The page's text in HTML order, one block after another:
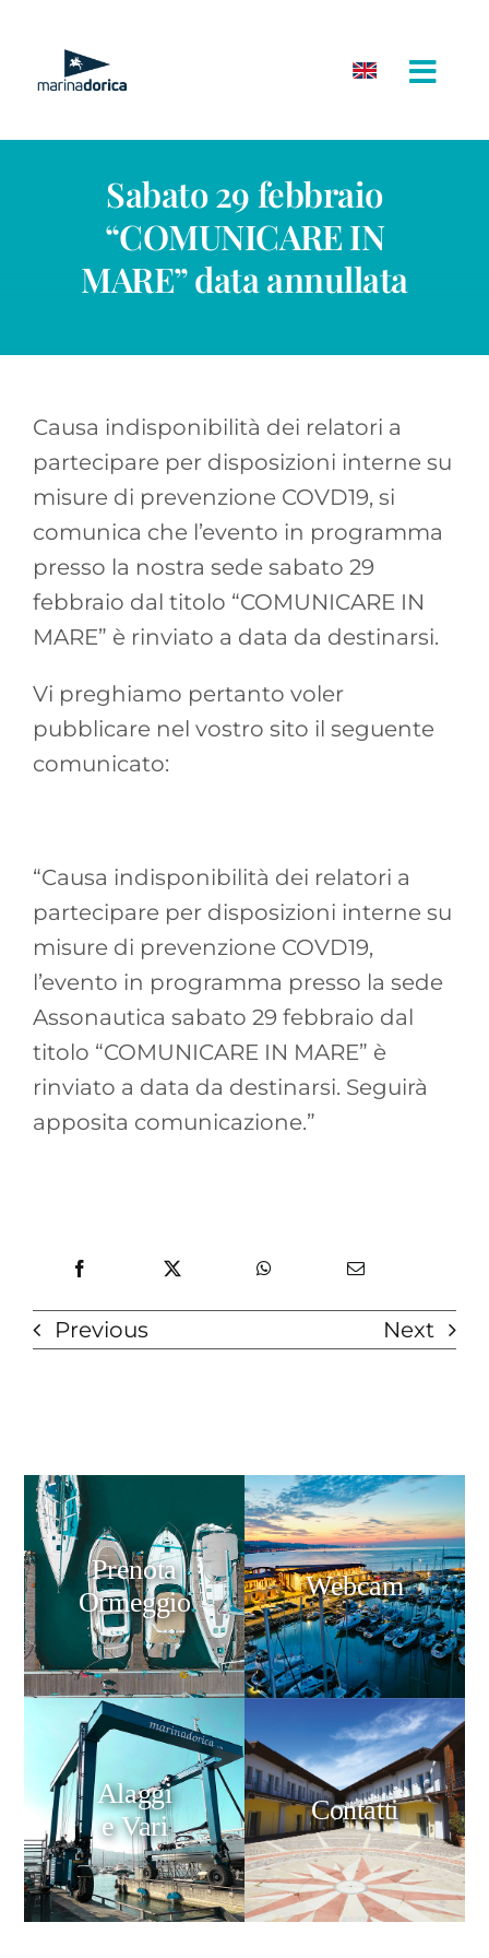
contenuto
Sabato 29 febbraio
“COMUNICARE IN
MARE” data annullata
Causa indisponibilità dei relatori a
partecipare per disposizioni interne su
misure di prevenzione COVD19, si
comunica che l’evento in programma
presso la nostra sede sabato 29
febbraio dal titolo “COMUNICARE IN
MARE” è rinviato a data da destinarsi.
Vi preghiamo pertanto voler
pubblicare nel vostro sito il seguente
comunicato:
“Causa indisponibilità dei relatori a
partecipare per disposizioni interne su
misure di prevenzione COVD19,
l’evento in programma presso la sede
Assonautica sabato 29 febbraio dal
titolo “COMUNICARE IN MARE” è
rinviato a data da destinarsi. Seguirà
apposita comunicazione.”
Previous Next
Prenota
Ormeggio
Webcam
Alaggi
e Vari
Contatti